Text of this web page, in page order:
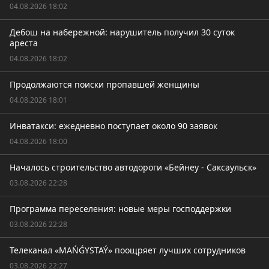
04.08.2026 18:02
Дебош на набережной: нарушитель получил 30 суток
ареста
04.08.2026 18:02
Продолжаются поиски пропавшей женщины
04.08.2026 18:01
Инватакси: ежедневно поступает около 90 заявок
04.08.2026 18:00
Началось строительство автодороги «Бейнеу - Саксаульск»
03.08.2026 22:28
Программа переселения: новые меры господдержки
03.08.2026 22:28
Телеканал «MAŃǴYSTAÝ» поощряет лучших сотрудников
03.08.2026 22:27